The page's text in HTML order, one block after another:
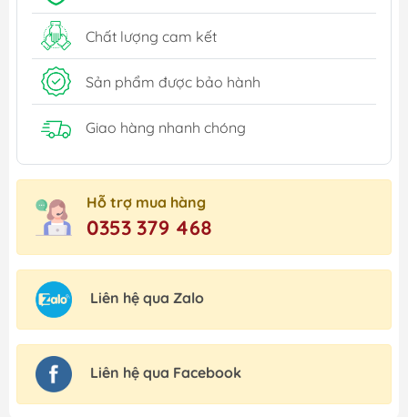
Chất lượng cam kết
Sản phẩm được bảo hành
Giao hàng nhanh chóng
Hỗ trợ mua hàng
0353 379 468
Liên hệ qua Zalo
Liên hệ qua Facebook